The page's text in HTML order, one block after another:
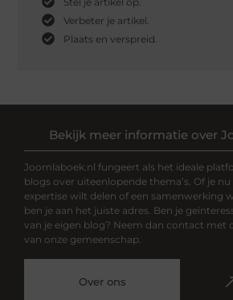
Verbeter je artikel.
Plaats en verspreid.
Bekijk meer informatie over
Joomlaboek.nl fungeert als het ideale
blogs over uiteenlopende thema’s. Of je
expertise wilt delen of een samenwerking
ben je aan het juiste adres. Ben je
van je eigen blog? Neem dan contact met
van onze gemeenschap.
Over ons